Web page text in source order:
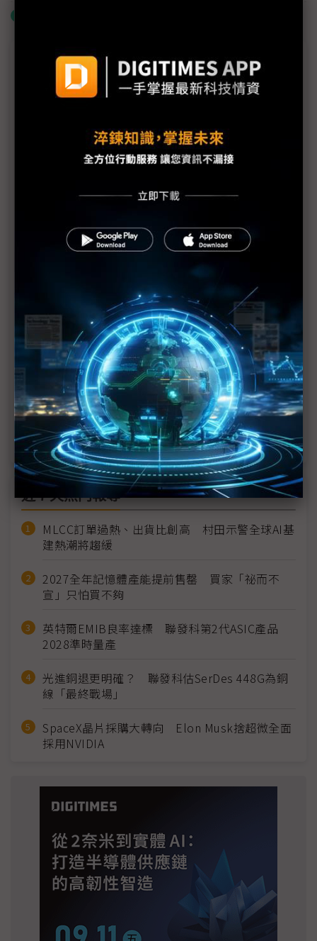
議題精選－第三代太陽能量產備戰
積水化學擬收購部分夏普堺工廠 生產PSC電池
與中廠互別苗頭 日本PSC電池專注薄膜技術
資源自主與技術優勢 日太陽能產業靠PSC找活路
鈣鈦礦太陽能量產起手式 台灣首座工廠已出貨
AMOLED、LCD妙喻鈣鈦礦與矽晶太陽能，產業應用
如何選對市場？
曾連續10年虧損 倉元投入新事業生產PSC
日本新創EneCoat宣布增資 跨入生產大型PSC
日本拚太陽能復興 150團體擬設PSC協議會
鈣鈦礦×電子紙 在共享單車上擦出什麼火花？
重量更輕、耐久20年的鈣鈦礦太陽能電池 愛信2030
年發售
近７天熱門報導
MLCC訂單過熱、出貨比創高 村田示警全球AI基
建熱潮將趨緩
2027全年記憶體產能提前售罄 買家「祕而不
宣」只怕買不夠
英特爾EMIB良率達標 聯發科第2代ASIC產品
2028準時量產
光進銅退更明確？ 聯發科估SerDes 448G為銅
線「最終戰場」
SpaceX晶片採購大轉向 Elon Musk捨超微全面
採用NVIDIA